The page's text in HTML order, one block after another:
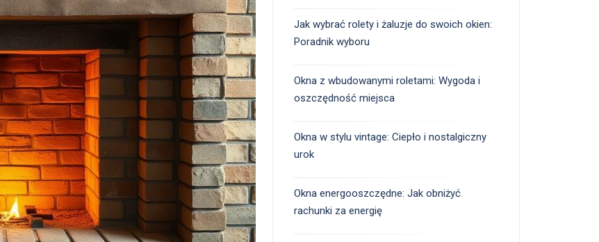
Jak wybrać rolety i żaluzje do swoich okien:
Poradnik wyboru
Okna z wbudowanymi roletami: Wygoda i
oszczędność miejsca
Okna w stylu vintage: Ciepło i nostalgiczny
urok
Okna energooszczędne: Jak obniżyć
rachunki za energię